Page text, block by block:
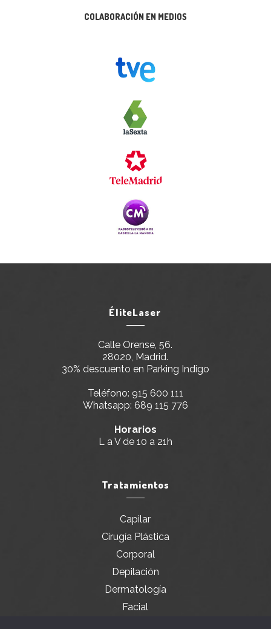
COLABORACIÓN EN MEDIOS
ÉliteLaser
Calle Orense, 56.
28020, Madrid.
30% descuento en Parking Indigo
Teléfono: 915 600 111
Whatsapp: 689 115 776
Horarios
L a V de 10 a 21h
Tratamientos
Capilar
Cirugía Plástica
Corporal
Depilación
Dermatología
Facial